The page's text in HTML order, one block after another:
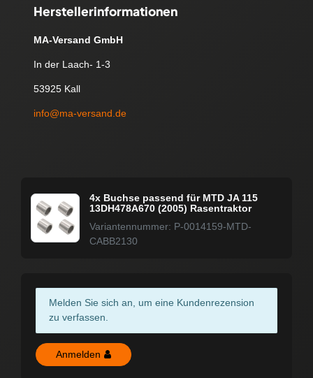
Herstellerinformationen
MA-Versand GmbH
In der Laach- 1-3
53925 Kall
info@ma-versand.de
4x Buchse passend für MTD JA 115
13DH478A670 (2005) Rasentraktor
Variantennummer: P-0014159-MTD-
CABB2130
Melden Sie sich an, um eine Kundenrezension
zu verfassen.
Anmelden